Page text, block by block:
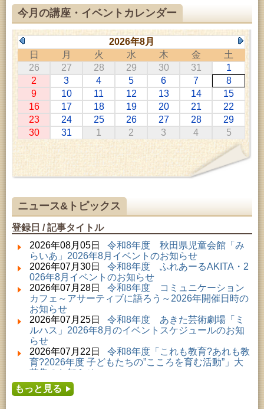
2026年06月06日 ～ 2026年10月17日 (秋田市)
令和8年度 あきたスマートカレッジD講座「防災講
座～自助力と共助力を高める～」
2026年06月27日 ～ 2026年09月05日 (秋田市)
令和8年度 あきたスマートカレッジB講座「熟議フ
ァシリテーター講座 ～熟議をつくろう！～」
2026年07月01日 ～ 2026年09月23日 (仙北市)
千葉克介写真展 ～自然の息吹～
2026年07月11日 ～ 2026年08月30日 (秋田市)
特別展「わけあって絶滅しました。展」
2026年07月14日 ～ 2026年08月23日 (秋田市)
子どもの読書活動推進事業「夏休みは図書館へ行こ
う－みんなの読みたい！知りたい！学びたい！をお
手伝いします－」（資料展示）
2026年07月25日 ～ 2026年09月06日 (美郷町)
美郷町学友館特別展「加藤明見 森に生きるツキノワ
グマ～1年の記録～」
乳幼児・青少年教育「夏休み資料展示」
2026年08月01日 ～ 2026年08月30日 (秋田市)
成人教育「研修室開放」
2026年08月01日 ～ 2026年08月23日 (秋田市)
子どもの読書活動推進事業「夏休みは図書館へ行こ
う－みんなの読みたい！知りたい！学びたい！をお
手伝いします－」（資料展示）
2026年08月01日 ～ 2026年08月16日 (秋田市)
音と会話を楽しむ朝の図書館
2026年08月01日 ～ 2026年08月23日 (秋田市)
乳幼児・青少年教育「図書館クイズラリー」
2026年08月01日 ～ 2026年09月23日 (秋田市)
おかえりなさい！佐竹本三十六歌仙絵とゆかりの名
品
2026年08月01日 ～ 2026年09月23日 (秋田市)
佐竹氏の名宝、雄大なる歴史を想う～武と雅～
2026年08月01日 ～ 2026年08月23日 (大館市)
2026年08月01日 ～ 2026年08月25日 (秋田市)
工房雑がみランド2026
今月の講座・イベントカレンダー
2026年8月
日
月 火 水 木 金
土
26
27 28 29 30 31
1
2
3 4 5 6 7
8
9
10 11 12 13 14
15
16
17 18 19 20 21
22
23
24 25 26 27 28
29
30
31 1 2 3 4 5
ニュース&トピックス
登録日 / 記事タイトル
2026年08月05日 令和8年度 秋田県児童会館「み
らいあ」2026年8月イベントのお知らせ
2026年07月30日 令和8年度 ふれあーるAKITA・2
026年8月イベントのお知らせ
2026年07月28日 令和8年度 コミュニケーション
カフェ～アサーティブに語ろう～2026年開催日時の
お知らせ
2026年07月25日 令和8年度 あきた芸術劇場「ミ
ルハス」2026年8月のイベントスケジュールのお知
らせ
2026年07月22日 令和8年度「これも教育?あれも教
育?2026年度 子どもたちの”こころを育む活動”」大
募集のお知らせ
2026年07月16日
夏休み親子体験教室」募集のお知らせ
もっと見る